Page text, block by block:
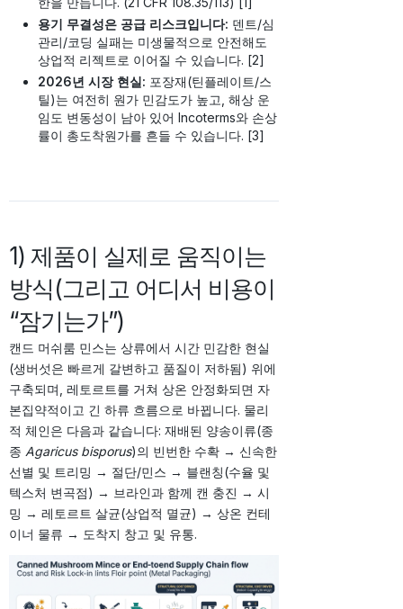
용기 무결성은 공급 리스크입니다: 덴트/심
관리/코딩 실패는 미생물적으로 안전해도
상업적 리젝트로 이어질 수 있습니다. [2]
2026년 시장 현실: 포장재(틴플레이트/스
틸)는 여전히 원가 민감도가 높고, 해상 운
임도 변동성이 남아 있어 Incoterms와 손상
률이 총도착원가를 흔들 수 있습니다. [3]
1) 제품이 실제로 움직이는
방식(그리고 어디서 비용이
“잠기는가”)
캔드 머쉬룸 민스는 상류에서 시간 민감한 현실
(생버섯은 빠르게 갈변하고 품질이 저하됨) 위에
구축되며, 레토르트를 거쳐 상온 안정화되면 자
본집약적이고 긴 하류 흐름으로 바뀝니다. 물리
적 체인은 다음과 같습니다: 재배된 양송이류(종
종 Agaricus bisporus)의 빈번한 수확 → 신속한
선별 및 트리밍 → 절단/민스 → 블랜칭(수율 및
텍스처 변곡점) → 브라인과 함께 캔 충진 → 시
밍 → 레토르트 살균(상업적 멸균) → 상온 컨테
이너 물류 → 도착지 창고 및 유통.